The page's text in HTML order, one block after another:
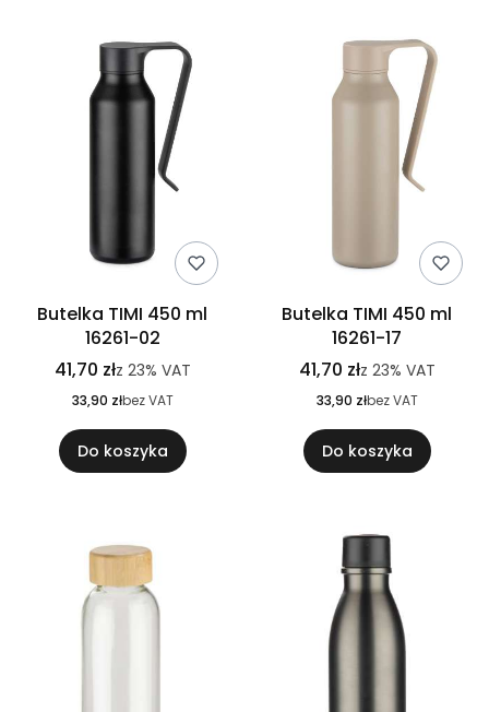
Butelka TIMI 450 ml
16261-02
41,70 złz 23% VAT
33,90 złbez VAT
Do koszyka
Butelka TIMI 450 ml
16261-17
41,70 złz 23% VAT
33,90 złbez VAT
Do koszyka